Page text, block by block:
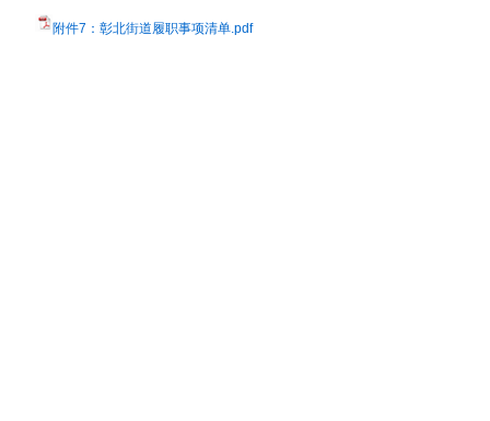
附件7：彰北街道履职事项清单.pdf